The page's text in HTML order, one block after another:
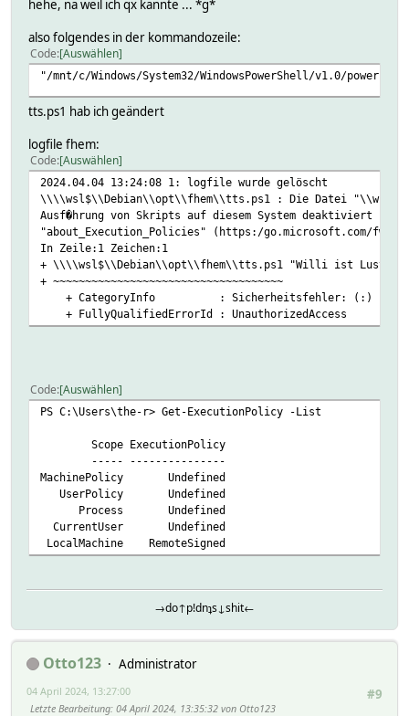
hehe, na weil ich qx kannte ... *g*
also folgendes in der kommandozeile:
Code Auswählen
"/mnt/c/Windows/System32/WindowsPowerShell/v1.0/
tts.ps1 hab ich geändert
logfile fhem:
Code Auswählen
2024.04.04 13:24:08 1: logfile wurde gelöscht
\\\\wsl$\\Debian\\opt\\fhem\\tts.ps1 : Die Datei
Ausf�hrung von Skripts auf diesem System deaktiviert
"about_Execution_Policies" (https:/go.microsoft.com/
In Zeile:1 Zeichen:1
+ \\\\wsl$\\Debian\\opt\\fhem\\tts.ps1 "Willi ist Lustig"
+ ~~~~~~~~~~~~~~~~~~~~~~~~~~~~~~~~~~~~
+ CategoryInfo : Sicherheitsfehler: (:) [],
+ FullyQualifiedErrorId : UnauthorizedAccess
Code Auswählen
PS C:\Users\the-r> Get-ExecutionPolicy -List
Scope ExecutionPolicy
----- ---------------
MachinePolicy Undefined
UserPolicy Undefined
Process Undefined
CurrentUser Undefined
LocalMachine RemoteSigned
→do↑p!dnʇs↓shit←
Otto123
Administrator
#9
04 April 2024, 13:27:00
Letzte Bearbeitung: 04 April 2024, 13:35:32 von Otto123